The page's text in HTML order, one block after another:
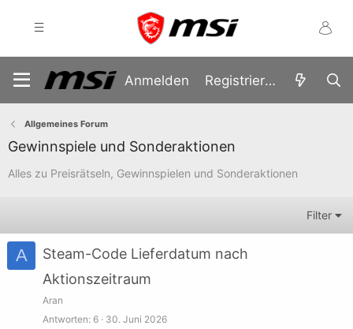
Anmelden Registrieren
Allgemeines Forum
Gewinnspiele und Sonderaktionen
Alles zu Preisrätseln, Gewinnspielen und Sonderaktionen
Filter
A
Steam-Code Lieferdatum nach
Aktionszeitraum
Aran
Antworten 6 30. Juni 2026